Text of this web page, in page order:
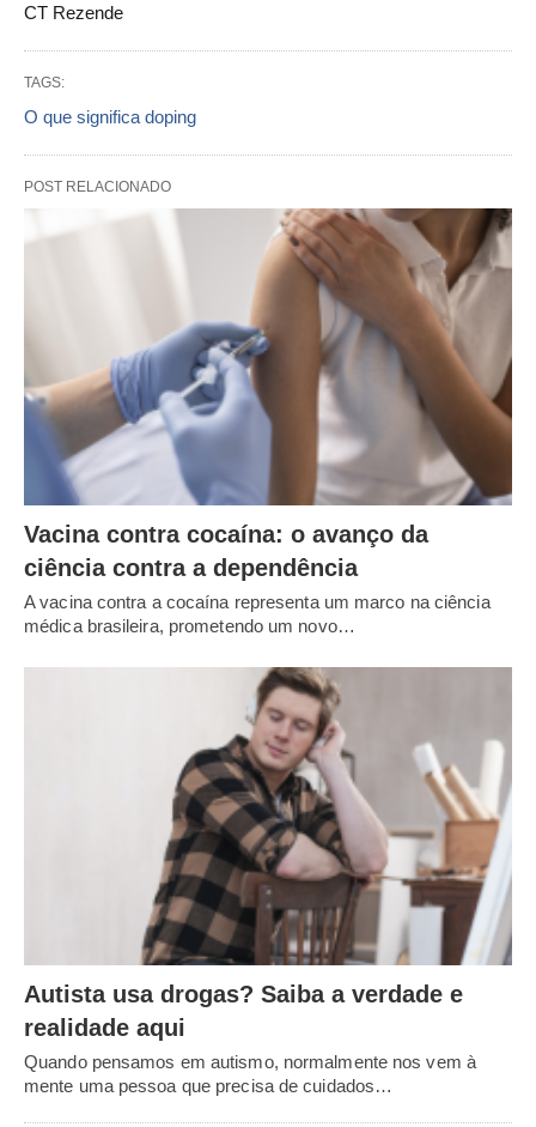
CT Rezende
TAGS:
O que significa doping
POST RELACIONADO
Vacina contra cocaína: o avanço da
ciência contra a dependência
A vacina contra a cocaína representa um marco na ciência
médica brasileira, prometendo um novo…
Autista usa drogas? Saiba a verdade e
realidade aqui
Quando pensamos em autismo, normalmente nos vem à
mente uma pessoa que precisa de cuidados…